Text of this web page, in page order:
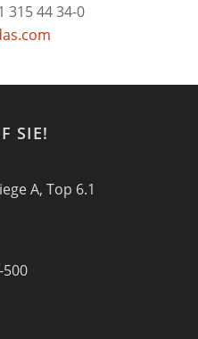
315 44 34-0
SIE!
A, Top 6.1